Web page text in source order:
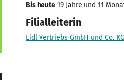
Bis heute 19 Jahre und 11
Filialleiterin
Lidl Vertriebs GmbH und Co. KG